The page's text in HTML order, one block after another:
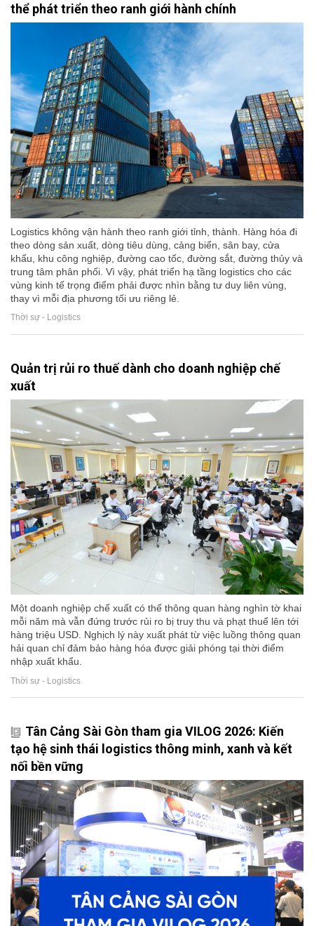
thể phát triển theo ranh giới hành chính
Logistics không vận hành theo ranh giới tỉnh, thành. Hàng hóa đi
theo dòng sản xuất, dòng tiêu dùng, cảng biển, sân bay, cửa
khẩu, khu công nghiệp, đường cao tốc, đường sắt, đường thủy và
trung tâm phân phối. Vì vậy, phát triển hạ tầng logistics cho các
vùng kinh tế trọng điểm phải được nhìn bằng tư duy liên vùng,
thay vì mỗi địa phương tối ưu riêng lẻ.
Thời sự - Logistics
Quản trị rủi ro thuế dành cho doanh nghiệp chế
xuất
Một doanh nghiệp chế xuất có thể thông quan hàng nghìn tờ khai
mỗi năm mà vẫn đứng trước rủi ro bị truy thu và phạt thuế lên tới
hàng triệu USD. Nghịch lý này xuất phát từ việc luồng thông quan
hải quan chỉ đảm bảo hàng hóa được giải phóng tại thời điểm
nhập xuất khẩu.
Thời sự - Logistics
Tân Cảng Sài Gòn tham gia VILOG 2026: Kiến
tạo hệ sinh thái logistics thông minh, xanh và kết
nối bền vững